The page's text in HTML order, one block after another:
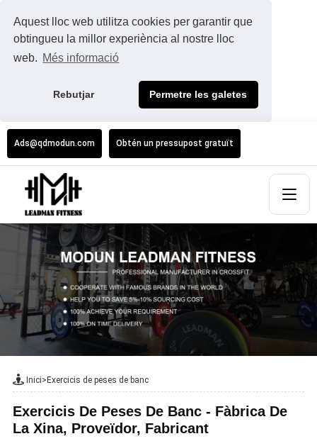
Aquest lloc web utilitza cookies per garantir que
obtingueu la millor experiència al nostre lloc
web. Més informació
Rebutjar Permetre les galetes
Ads@qdmodun.com Obtén un pressupost gratuït
Inici>Exercicis de peses de banc
Exercicis De Peses De Banc - Fàbrica De
La Xina, Proveïdor, Fabricant